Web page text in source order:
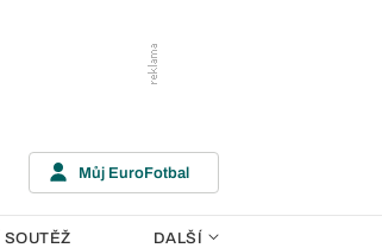
Můj EuroFotbal
DALŠÍ